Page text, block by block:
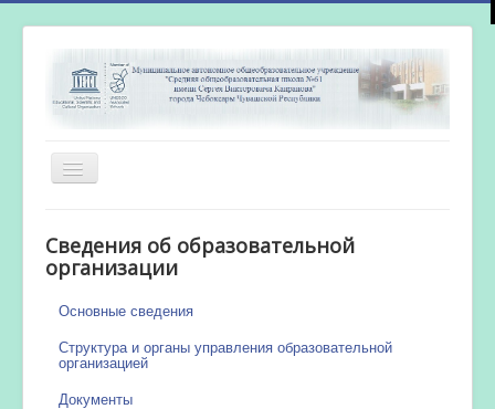
Включить/
выключить
Новости
Сведения об образовательной
организации
Основные сведения
Структура и органы управления образовательной
организацией
Документы